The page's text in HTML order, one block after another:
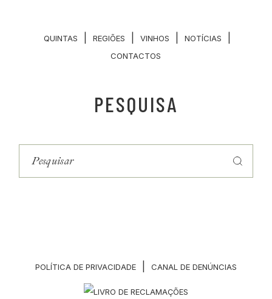
QUINTAS REGIÕES VINHOS NOTÍCIAS
CONTACTOS
PESQUISA
Pesquisar
por:
POLÍTICA DE PRIVACIDADE CANAL DE DENÚNCIAS